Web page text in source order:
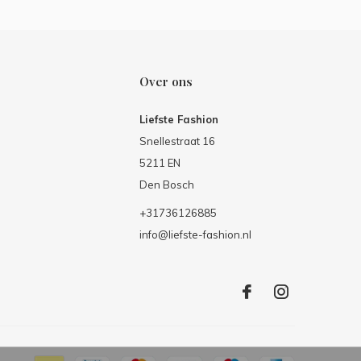
Over ons
Liefste Fashion
Snellestraat 16
5211 EN
Den Bosch
+31736126885
info@liefste-fashion.nl